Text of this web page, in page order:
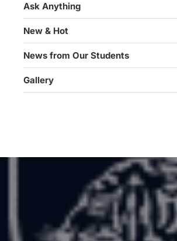
Ask Anything
New & Hot
News from Our Students
Gallery